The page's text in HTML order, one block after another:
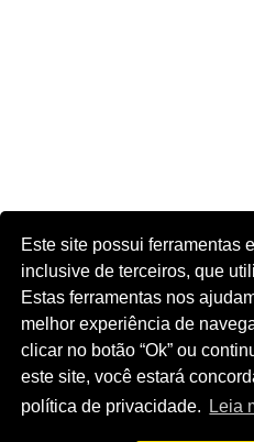
Este site possui ferramentas
inclusive de terceiros, que
Estas ferramentas nos
melhor experiência de
clicar no botão “Ok” ou
este site, você estará
política de privacidade.
Leia